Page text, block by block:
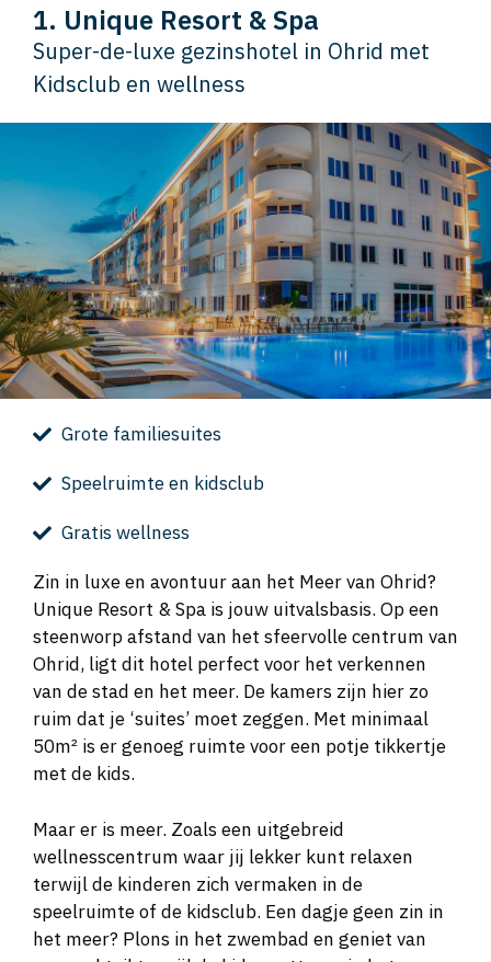
1. Unique Resort & Spa
Super-de-luxe gezinshotel in Ohrid met
Kidsclub en wellness
Grote familiesuites
Speelruimte en kidsclub
Gratis wellness
Zin in luxe en avontuur aan het Meer van Ohrid?
Unique Resort & Spa is jouw uitvalsbasis. Op een
steenworp afstand van het sfeervolle centrum van
Ohrid, ligt dit hotel perfect voor het verkennen
van de stad en het meer. De kamers zijn hier zo
ruim dat je ‘suites’ moet zeggen. Met minimaal
50m² is er genoeg ruimte voor een potje tikkertje
met de kids.
Maar er is meer. Zoals een uitgebreid
wellnesscentrum waar jij lekker kunt relaxen
terwijl de kinderen zich vermaken in de
speelruimte of de kidsclub. Een dagje geen zin in
het meer? Plons in het zwembad en geniet van